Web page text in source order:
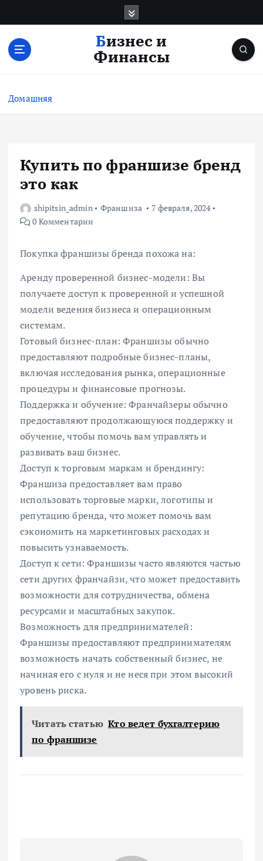
с
Бизнес и
Финансы
Домашняя
Купить по франшизе бренд
это как
shipitsin_admin Франшиза
7 февраля, 2024
0 Комментарии
Покупка франшизы бренда похожа на:
Аренду проверенной бизнес-модели: Вы
получаете доступ к проверенной и успешной
модели ведения бизнеса и операционным
системам.
Готовый бизнес-план: Франшизы обычно
предоставляют подробные бизнес-планы,
включая исследования рынка, операционные
процедуры и финансовые прогнозы.
Поддержка и обучение: Франчайзеры обычно
предоставляют продолжающуюся поддержку и
обучение, чтобы помочь вам управлять и
развивать ваш бизнес.
Доступ к торговым маркам и брендингу:
Франшиза предоставляет вам право
использовать торговые марки, логотипы и
репутацию бренда, что может помочь вам
сэкономить на маркетинговых расходах и
повысить узнаваемость.
Доступ к сети: Франшизы часто являются частью
сети других франчайзи, что может предоставить
возможности для сотрудничества, обмена
ресурсами и масштабных закупок.
Возможность для предпринимателей:
Франшизы предоставляют предпринимателям
возможность начать собственный бизнес, не
начиная его с нуля и не неся при этом высокий
уровень риска.
Читать статью Кто ведет бухгалтерию
по франшизе